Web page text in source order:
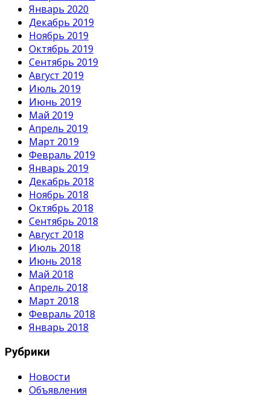
Январь 2020
Декабрь 2019
Ноябрь 2019
Октябрь 2019
Сентябрь 2019
Август 2019
Июль 2019
Июнь 2019
Май 2019
Апрель 2019
Март 2019
Февраль 2019
Январь 2019
Декабрь 2018
Ноябрь 2018
Октябрь 2018
Сентябрь 2018
Август 2018
Июль 2018
Июнь 2018
Май 2018
Апрель 2018
Март 2018
Февраль 2018
Январь 2018
Рубрики
Новости
Объявления